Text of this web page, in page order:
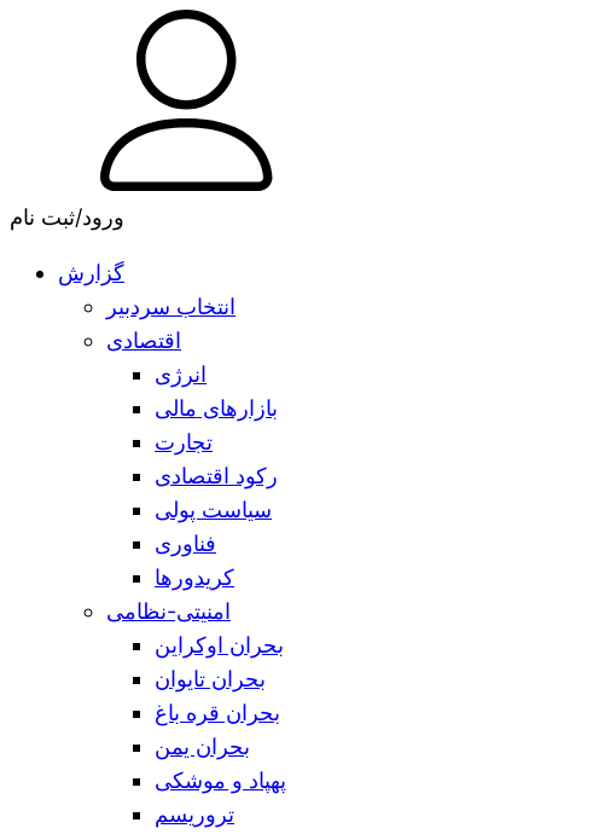
ورود/ثبت نام
گزارش
انتخاب سردبیر
اقتصادی
انرژی
بازارهای مالی
تجارت
رکود اقتصادی
سیاست پولی
فناوری
کریدورها
امنیتی-نظامی
بحران اوکراین
بحران تایوان
بحران قره باغ
بحران یمن
پهپاد و موشکی
تروریسم